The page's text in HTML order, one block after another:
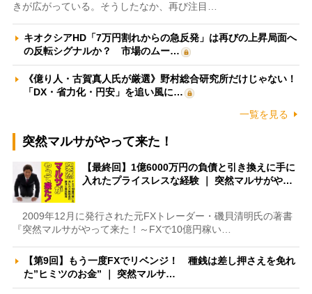
きが広がっている。そうしたなか、再び注目…
キオクシアHD「7万円割れからの急反発」は再びの上昇局面へ
の反転シグナルか？ 市場のムー…
《億り人・古賀真人氏が厳選》野村総合研究所だけじゃない！
「DX・省力化・円安」を追い風に…
一覧を見る
突然マルサがやって来た！
【最終回】1億6000万円の負債と引き換えに手に
入れたプライスレスな経験 ｜ 突然マルサがや…
2009年12月に発行された元FXトレーダー・磯貝清明氏の著書
『突然マルサがやって来た！～FXで10億円稼い…
【第9回】もう一度FXでリベンジ！ 種銭は差し押さえを免れ
た”ヒミツのお金” ｜ 突然マルサ…